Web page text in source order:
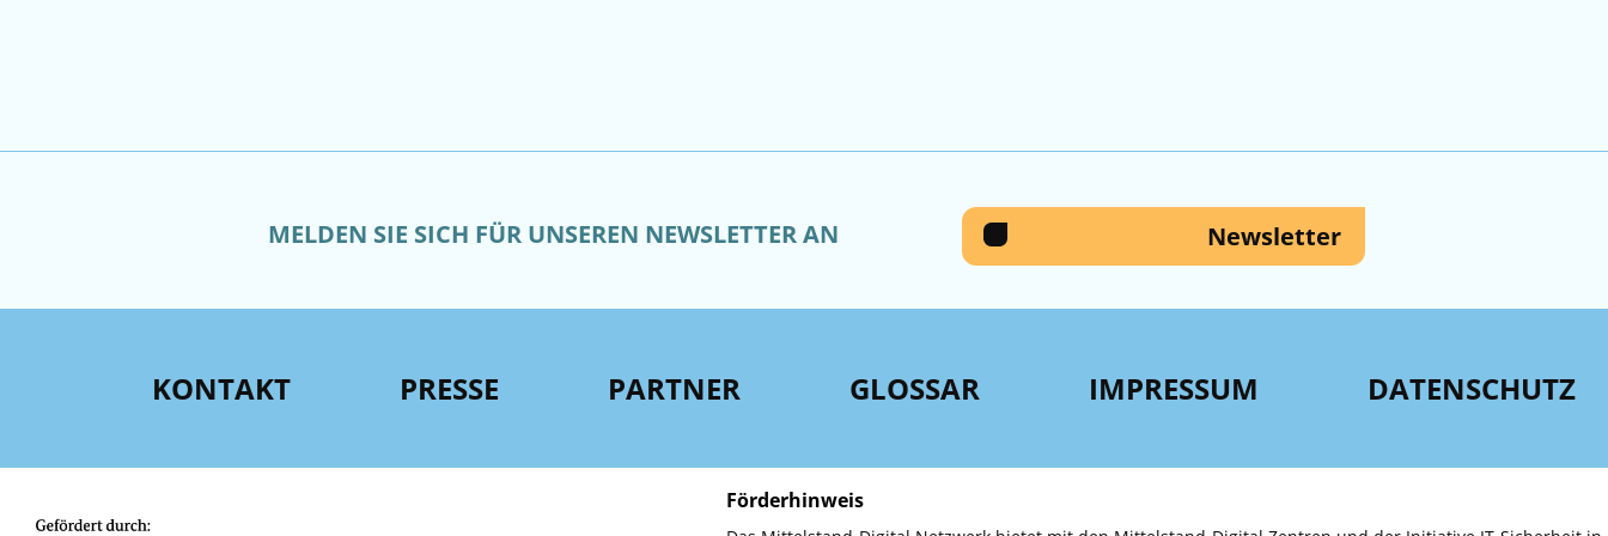
MELDEN SIE SICH FÜR UNSEREN NEWSLETTER AN Newsletter
KONTAKT PRESSE PARTNER GLOSSAR IMPRESSUM DATENSCHUTZ
Förderhinweis